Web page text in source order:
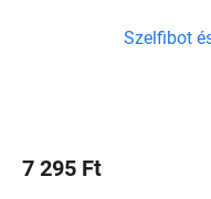
Szelfibot
7 295 Ft